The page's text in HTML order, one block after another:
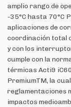
amplio rango de
-35°C hasta 70°C
aplicaciones de
coordinación total
y con los
cumple con la
térmicas Acti9
PremiumTM, la
reglamentaciones
impactos